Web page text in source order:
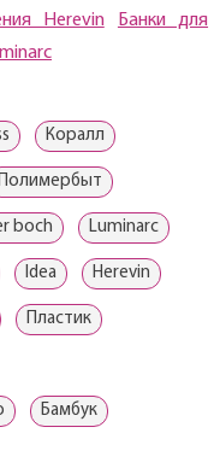
Herevin
Банки для
Коралл
boch Luminarc
Idea Herevin
Пластик
Бамбук